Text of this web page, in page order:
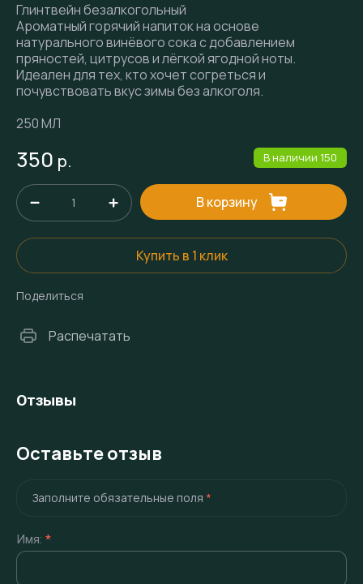
Глинтвейн безалкогольный
Ароматный горячий напиток на основе
натурального винёвого сока с добавлением
пряностей, цитрусов и лёгкой ягодной ноты.
Идеален для тех, кто хочет согреться и
почувствовать вкус зимы без алкоголя.
250 МЛ
В наличии 150
350 р.
В корзину
Купить в 1 клик
Поделиться
Распечатать
Отзывы
Оставьте отзыв
Заполните обязательные поля *
Имя: *